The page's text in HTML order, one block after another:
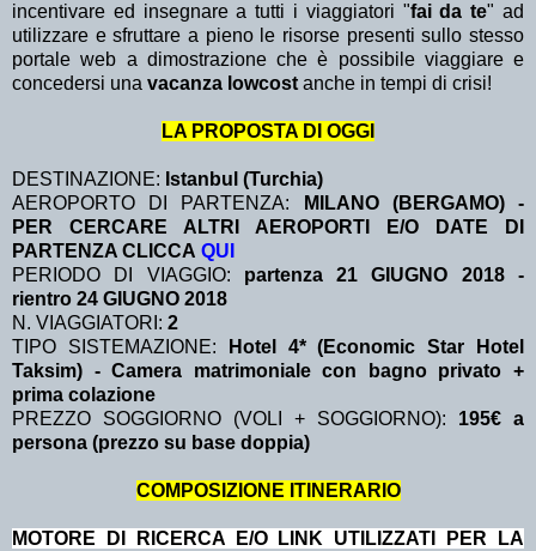
incentivare ed insegnare a tutti i viaggiatori "fai da te" ad
utilizzare e sfruttare a pieno le risorse presenti sullo stesso
portale web a dimostrazione che è possibile viaggiare e
concedersi una vacanza lowcost anche in tempi di crisi!
LA PROPOSTA DI OGGI
DESTINAZIONE: Istanbul (Turchia)
AEROPORTO DI PARTENZA:
MILANO (BERGAMO) -
PER CERCARE ALTRI AEROPORTI E/O DATE DI
PARTENZA CLICCA QUI
PERIODO DI VIAGGIO: partenza 21 GIUGNO 2018 -
rientro 24 GIUGNO 2018
N. VIAGGIATORI: 2
TIPO SISTEMAZIONE:
Hotel 4* (Economic Star Hotel
Taksim) - Camera matrimoniale con bagno privato +
prima colazione
PREZZO SOGGIORNO (VOLI + SOGGIORNO): 195€ a
persona (prezzo su base doppia)
COMPOSIZIONE ITINERARIO
MOTORE DI RICERCA E/O LINK UTILIZZATI PER LA